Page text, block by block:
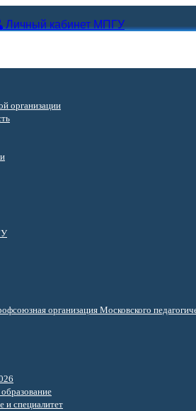
Личный кабинет МПГУ
организации
организация Московского
и специалитет